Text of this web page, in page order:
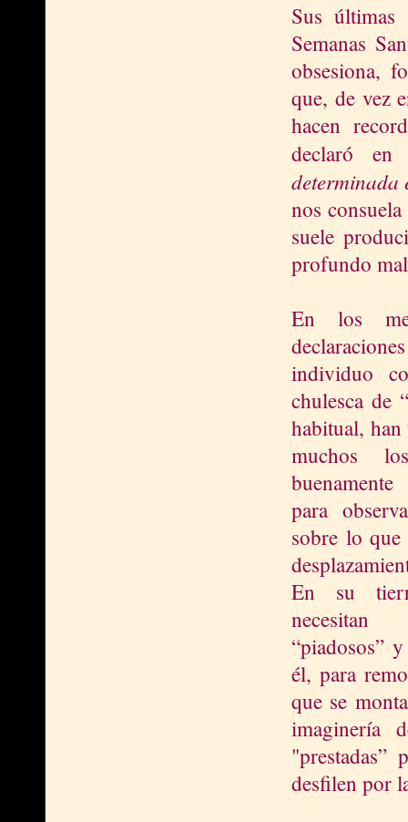
Sus últimas
Semanas
obsesiona,
que, de vez
hacen
declaró
determinada
nos
suele
profundo
En los
individuo
chulesca de
habitual,
muchos
para
sobre lo que
En su
necesitan
“piadosos”
él, para
que se
imaginería
desfilen por